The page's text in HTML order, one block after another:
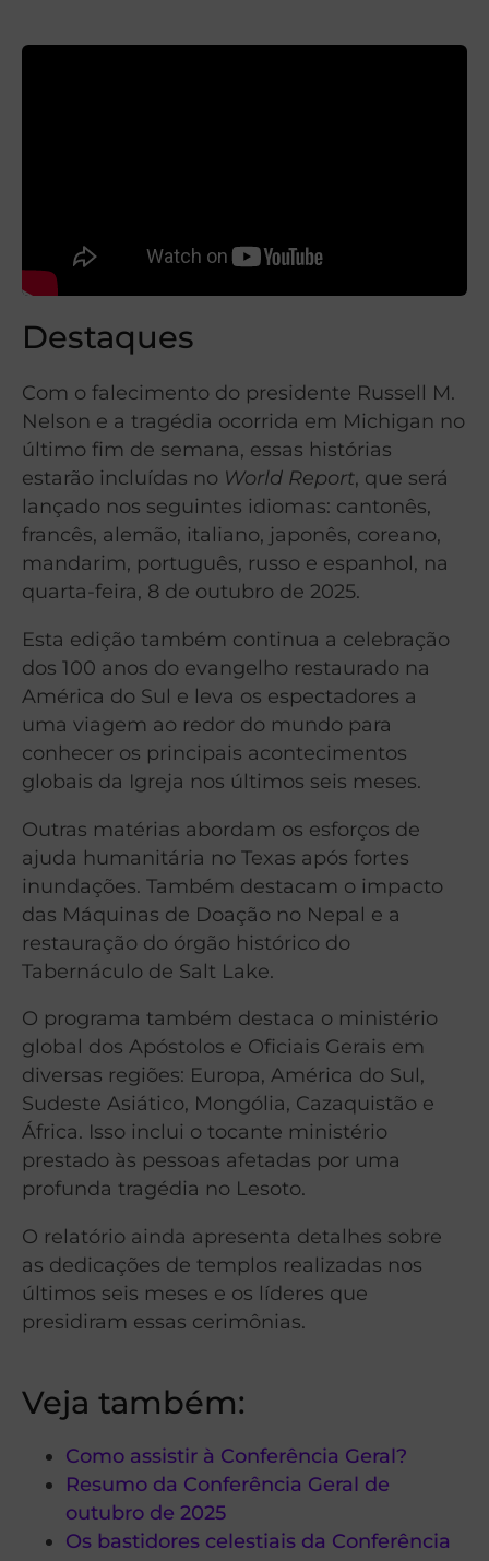
Destaques
Com o falecimento do presidente Russell M.
Nelson e a tragédia ocorrida em Michigan no
último fim de semana, essas histórias
estarão incluídas no World Report, que será
lançado nos seguintes idiomas: cantonês,
francês, alemão, italiano, japonês, coreano,
mandarim, português, russo e espanhol, na
quarta-feira, 8 de outubro de 2025.
Esta edição também continua a celebração
dos 100 anos do evangelho restaurado na
América do Sul e leva os espectadores a
uma viagem ao redor do mundo para
conhecer os principais acontecimentos
globais da Igreja nos últimos seis meses.
Outras matérias abordam os esforços de
ajuda humanitária no Texas após fortes
inundações. Também destacam o impacto
das Máquinas de Doação no Nepal e a
restauração do órgão histórico do
Tabernáculo de Salt Lake.
O programa também destaca o ministério
global dos Apóstolos e Oficiais Gerais em
diversas regiões: Europa, América do Sul,
Sudeste Asiático, Mongólia, Cazaquistão e
África. Isso inclui o tocante ministério
prestado às pessoas afetadas por uma
profunda tragédia no Lesoto.
O relatório ainda apresenta detalhes sobre
as dedicações de templos realizadas nos
últimos seis meses e os líderes que
presidiram essas cerimônias.
Veja também:
Como assistir à Conferência Geral?
Resumo da Conferência Geral de
outubro de 2025
Os bastidores celestiais da Conferência